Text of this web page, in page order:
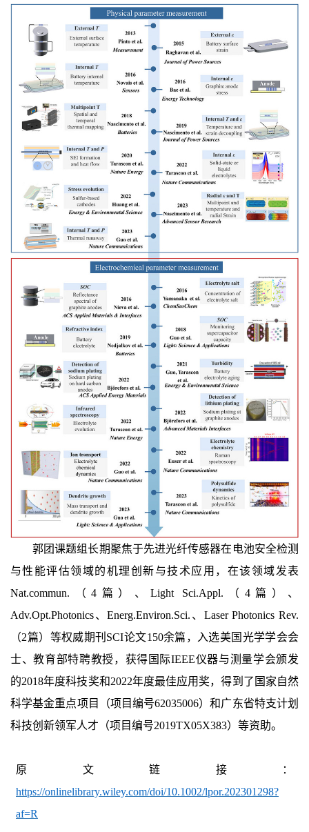
郭团课题组长期聚焦于先进光纤传感器在电池安全检测
与性能评估领域的机理创新与技术应用，在该领域发表
Nat.commun. （ 4 篇）、 Light Sci.Appl. （ 4篇）、
Adv.Opt.Photonics、Energ.Environ.Sci. 、 Laser Photonics Rev.
（2篇）等权威期刊 SCI论文150余篇，入选美国光学学会会
士、教育部特聘教授，获得国际IEEE仪器与测量学会颁发
的2018年度科技奖和2022年度最佳应用奖，得到了国家自然
科学基金重点项目
（项目编号62035006）和广东省特支计划
科技创新领军人才 （项目编号2019TX05X383） 等资助。
原文链接：
https://onlinelibrary.wiley.com/doi/10.1002/lpor.202301298?
af=R